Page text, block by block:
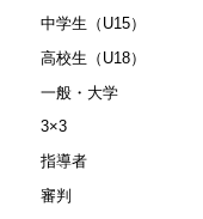
中学生（U15）
高校生（U18）
一般・大学
3×3
指導者
審判